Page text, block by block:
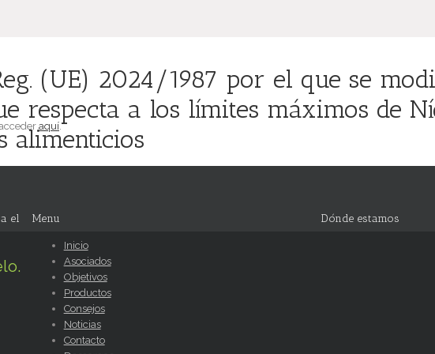
(UE) 2024/1987 por el que se
respecta a los límites máximos de
alimenticios
aquí.
el
Menu
Inicio
Asociados
Objetivos
Productos
Consejos
Noticias
Contacto
Dónde estamos